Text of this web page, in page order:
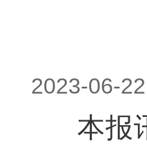
2023-06-
本报讯